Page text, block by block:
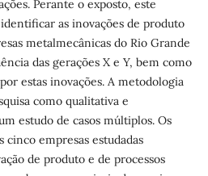
Perante o exposto, este
as inovações de produto
metalmecânicas do Rio Grande
das gerações X e Y, bem como
estas inovações. A metodologia
como qualitativa e
estudo de casos múltiplos. Os
cinco empresas estudadas
de produto e de processos